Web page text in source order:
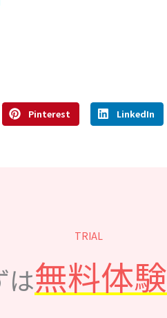
Pinterest LinkedIn
TRIAL
は無料体験